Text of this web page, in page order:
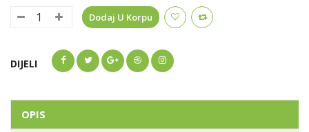
Dodaj U Korpu
DIJELI
OPIS